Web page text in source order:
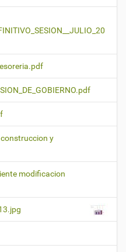
construccion y
modificacion